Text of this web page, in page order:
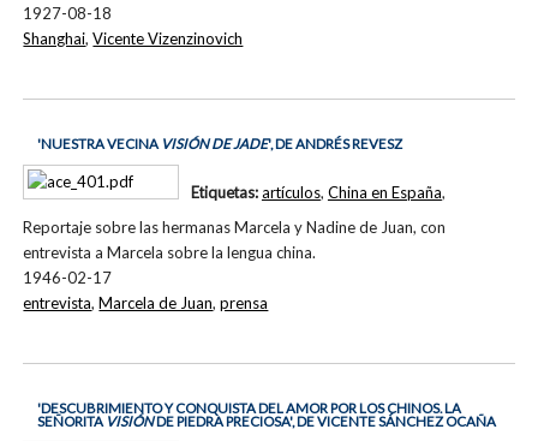
1927-08-18
Shanghai,Vicente Vizenzinovich
'NUESTRA VECINA VISIÓN DE JADE', DE ANDRÉS REVESZ
Reportaje sobre las hermanas Marcela y Nadine de Juan, con
entrevista a Marcela sobre la lengua china.
1946-02-17
Etiquetas:artículos, China en España,
entrevista,Marcela de Juan,prensa
'DESCUBRIMIENTO Y CONQUISTA DEL AMOR POR LOS CHINOS. LA
SEÑORITA VISIÓNDE PIEDRA PRECIOSA', DE VICENTE SÁNCHEZ OCAÑA